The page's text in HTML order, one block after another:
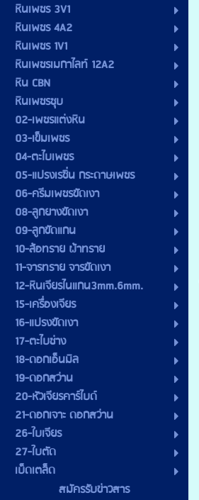
หินเพชร 3V1
หินเพชร 4A2
หินเพชร 1V1
หินเพชรเมกาไลท์ 12A2
หิน CBN
หินเพชรชุบ
02-เพชรแต่งหิน
03-เข็มเพชร
04-ตะไบเพชร
05-แปรงเรซิ่น กระดาษเพชร
06-ครีมเพชรขัดเงา
08-ลูกยางขัดเงา
09-ลูกขัดแกน
10-ล้อทราย ผ้าทราย
11-จารทราย จารขัดเงา
12-หินเจียรไนแกน3mm.6mm.
15-เครื่องเจียร
16-แปรงขัดเงา
17-ตะไบช่าง
18-ดอกเอ็นมิล
19-ดอกสว่าน
20-หัวเจียรคาร์ไบด์
21-ดอกเจาะ ดอกสว่าน
26-ใบเจียร
27-ใบตัด
เบ็ดเตล็ด
สมัครรับข่าวสาร